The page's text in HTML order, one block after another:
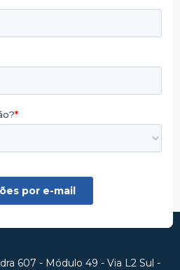
607 - Módulo 49 - Via L2 Sul -